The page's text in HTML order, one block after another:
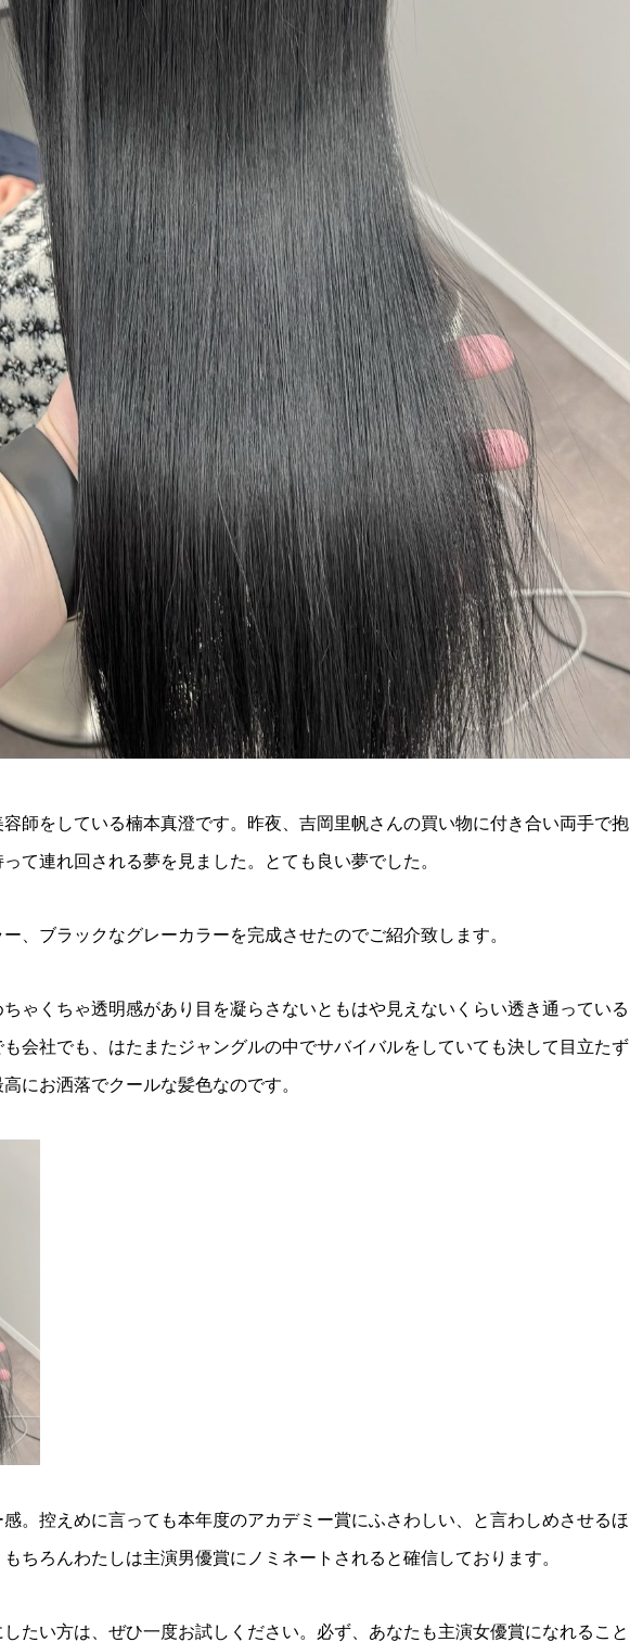
師をしている楠本真澄です。昨夜、吉岡里帆さんの買い物に付き合い両手で抱
て連れ回される夢を見ました。とても良い夢でした。
、ブラックなグレーカラーを完成させたのでご紹介致します。
ゃくちゃ透明感があり目を凝らさないともはや見えないくらい透き通っている
会社でも、はたまたジャングルの中でサバイバルをしていても決して目立たず
にお洒落でクールな髪色なのです。
。控えめに言っても本年度のアカデミー賞にふさわしい、と言わしめさせるほ
ちろんわたしは主演男優賞にノミネートされると確信しております。
たい方は、ぜひ一度お試しください。必ず、あなたも主演女優賞になれること